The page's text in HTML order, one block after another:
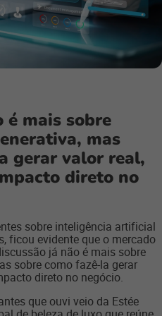
é mais sobre
mas
gerar valor real,
direto no
sobre inteligência artificial
ficou evidente que o mercado
já não é mais sobre
sobre como fazê-la gerar
direto no negócio.
que ouvi veio da Estée